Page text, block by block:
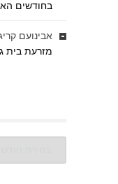
בחודשים
אבינועם קריגר
מזרעת בית